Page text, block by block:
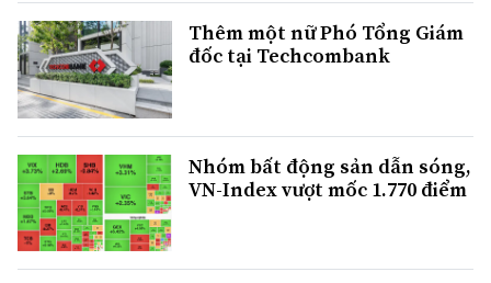
Thêm một nữ Phó Tổng Giám
đốc tại Techcombank
Nhóm bất động sản dẫn sóng,
VN-Index vượt mốc 1.770 điểm